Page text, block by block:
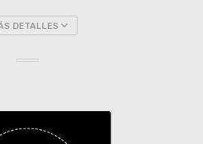
DETALLES